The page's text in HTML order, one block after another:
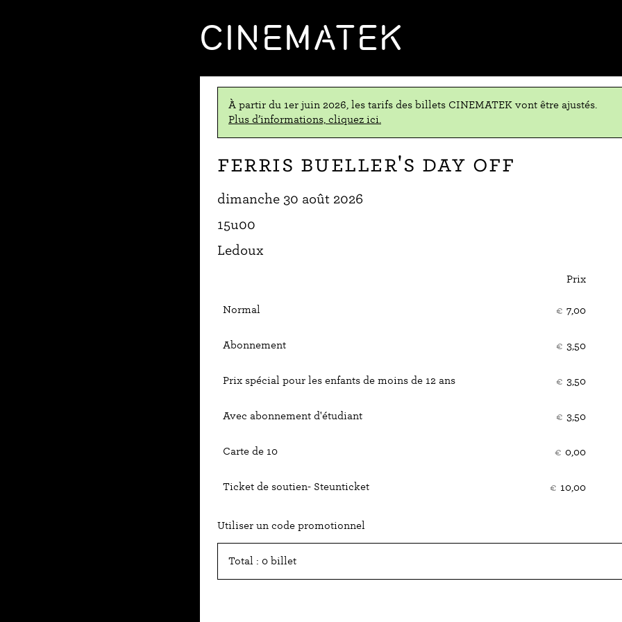
CINEMATEK
À partir du 1er juin 2026, les tarifs des billets CINEMATEK vont être ajustés.
Plus d’informations, cliquez ici.
Ferris Bueller's Day Off
dimanche 30 août 2026
15u00
Ledoux
Prix
Normal € 7,00
Abonnement € 3,50
Prix spécial pour les enfants de moins de 12 ans € 3,50
Avec abonnement d'étudiant € 3,50
Carte de 10 € 0,00
Ticket de soutien- Steunticket € 10,00
Utiliser un code promotionnel
Total : 0 billet